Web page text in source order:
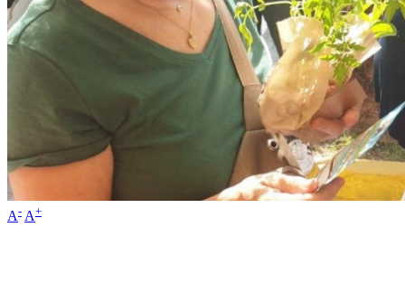
A- A+